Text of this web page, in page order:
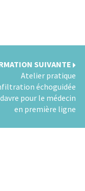
SUIVANTE
Atelier pratique
échoguidée
pour le médecin
en première ligne